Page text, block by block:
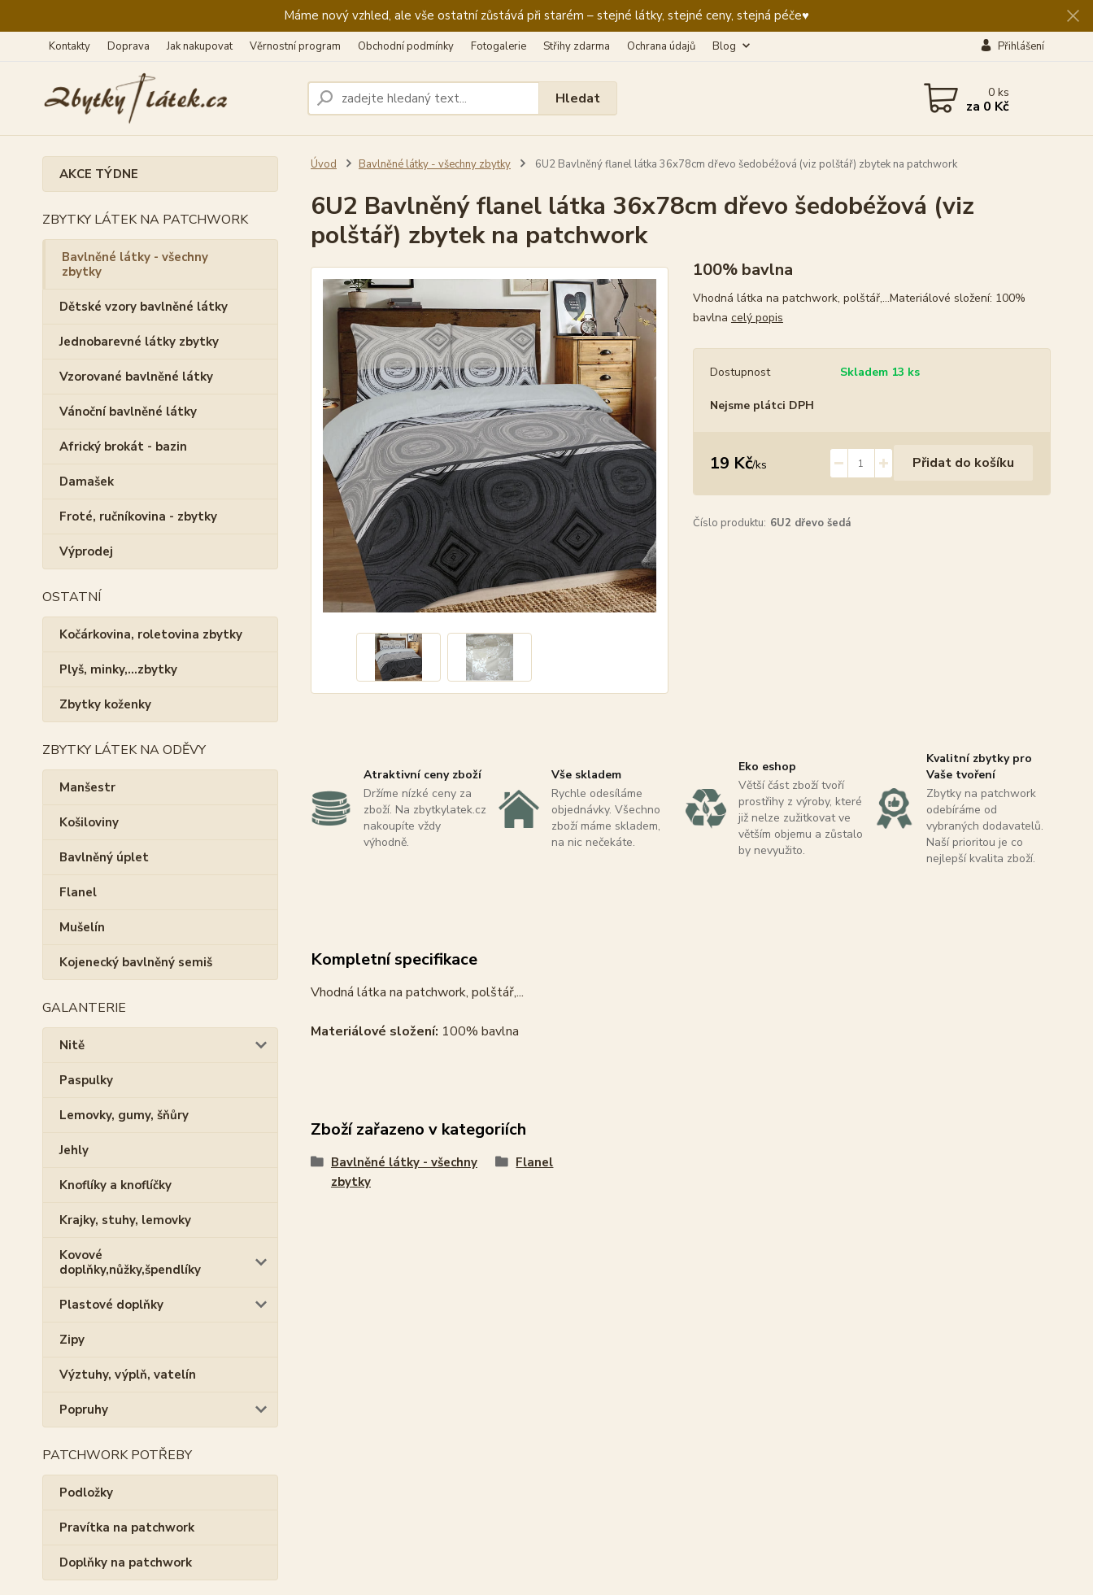
Máme nový vzhled, ale vše ostatní zůstává při starém – stejné látky, stejné ceny, stejná péče♥️
Kontakty Doprava Jak nakupovat Věrnostní program Obchodní podmínky Fotogalerie Střihy zdarma Ochrana údajů Blog Přihlášení
Hledat 0ks
za 0 Kč
AKCE TÝDNE
ZBYTKY LÁTEK NA PATCHWORK
Bavlněné látky - všechny
zbytky
Dětské vzory bavlněné látky
Jednobarevné látky zbytky
Vzorované bavlněné látky
Vánoční bavlněné látky
Africký brokát - bazin
Damašek
Froté, ručníkovina - zbytky
Výprodej
OSTATNÍ
Kočárkovina, roletovina zbytky
Plyš, minky,...zbytky
Zbytky koženky
ZBYTKY LÁTEK NA ODĚVY
Manšestr
Košiloviny
Bavlněný úplet
Flanel
Mušelín
Kojenecký bavlněný semiš
GALANTERIE
Nitě
Paspulky
Lemovky, gumy, šňůry
Jehly
Knoflíky a knoflíčky
Krajky, stuhy, lemovky
Kovové
doplňky,nůžky,špendlíky
Plastové doplňky
Zipy
Výztuhy, výplň, vatelín
Popruhy
PATCHWORK POTŘEBY
Podložky
Pravítka na patchwork
Doplňky na patchwork
Úvod Bavlněné látky - všechny zbytky 6U2 Bavlněný flanel látka 36x78cm dřevo šedobéžová (viz polštář) zbytek na patchwork
6U2 Bavlněný flanel látka 36x78cm dřevo šedobéžová (viz
polštář) zbytek na patchwork
100% bavlna
Vhodná látka na patchwork, polštář,...Materiálové složení: 100%
bavlna celý popis
Dostupnost Skladem 13 ks
Nejsme plátci DPH
19 Kč/ks Přidat do košíku
Číslo produktu: 6U2 dřevo šedá
Atraktivní ceny zboží
Držíme nízké ceny za
zboží. Na zbytkylatek.cz
nakoupíte vždy
výhodně.
Vše skladem
Rychle odesíláme
objednávky. Všechno
zboží máme skladem,
na nic nečekáte.
Eko eshop
Větší část zboží tvoří
prostřihy z výroby, které
již nelze zužitkovat ve
větším objemu a zůstalo
by nevyužito.
Kvalitní zbytky pro
Vaše tvoření
Zbytky na patchwork
odebíráme od
vybraných dodavatelů.
Naší prioritou je co
nejlepší kvalita zboží.
Kompletní specifikace
Vhodná látka na patchwork, polštář,...
Materiálové složení: 100% bavlna
Zboží zařazeno v kategoriích
Bavlněné látky - všechny
zbytky
Flanel